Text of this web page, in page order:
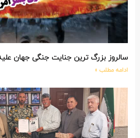
سالروز بزرگ ترین جنایت جنگی جهان
ادامه مطلب »